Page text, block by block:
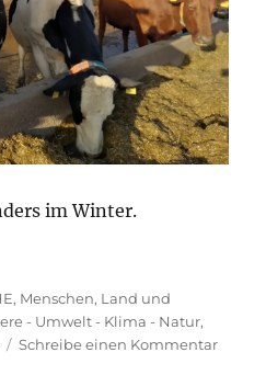
im Winter.
und Sonne“
, Menschen, Land und
- Umwelt - Klima - Natur,
Schreibe einen Kommentarzu